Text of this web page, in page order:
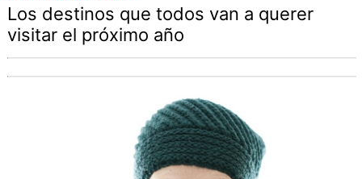
Los destinos que todos van a querer
visitar el próximo año